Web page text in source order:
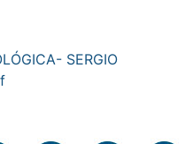
SERGIO